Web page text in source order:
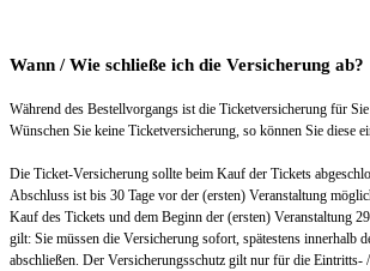
Wann / Wie schließe ich die Versicherung ab?
Während des Bestellvorgangs ist die Ticketversicherung für
Wünschen Sie keine Ticketversicherung, so können Sie diese
Die Ticket-Versicherung sollte beim Kauf der Tickets
Abschluss ist bis 30 Tage vor der (ersten) Veranstaltung
Kauf des Tickets und dem Beginn der (ersten) Veranstaltung
gilt: Sie müssen die Versicherung sofort, spätestens innerhalb
abschließen. Der Versicherungsschutz gilt nur für die Eintritts-